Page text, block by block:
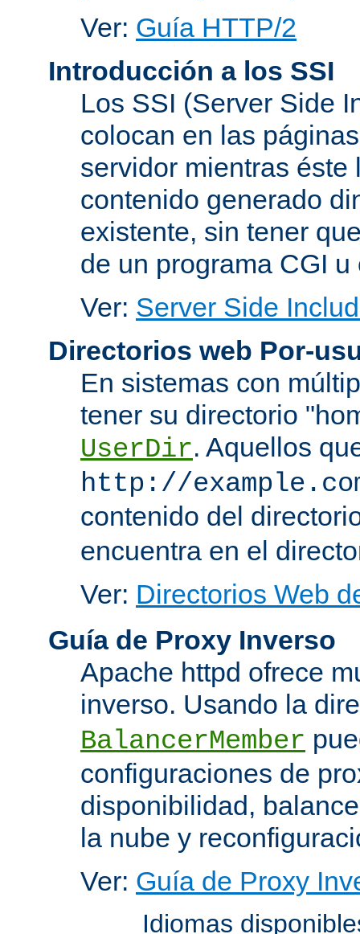
Ver: Guía HTTP/2
Introducción a los SSI
Los SSI (Server Side
colocan en las
servidor mientras
contenido generado
existente, sin tener
de un programa CGI
Ver: Server Side
Directorios web Por-
En sistemas con
tener su directorio
UserDir. Aquellos
http://
contenido del
encuentra en el
Ver: Directorios Web
Guía de Proxy Inverso
Apache httpd ofrece
inverso. Usando la
BalancerMember
configuraciones de
disponibilidad,
la nube y
Ver: Guía de Proxy
Idiomas